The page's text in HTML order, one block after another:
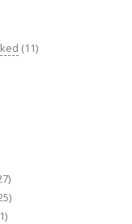
(11)